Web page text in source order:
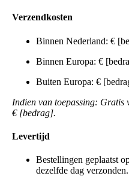
Verzendkosten
Binnen Nederland: €
Binnen Europa: €
Buiten Europa: €
Indien van toepassing: Gratis
€ [bedrag].
Levertijd
Bestellingen geplaatst
dezelfde dag verzonden.